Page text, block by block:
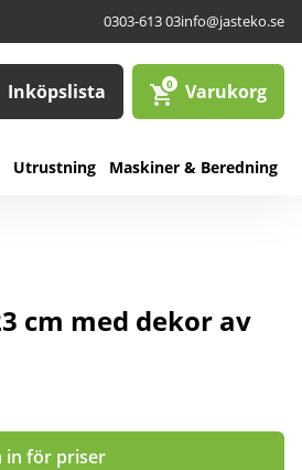
0303-613 03info@jasteko.se
Inköpslista 0 Varukorg
Utrustning Maskiner & Beredning
cm med dekor av
in för priser